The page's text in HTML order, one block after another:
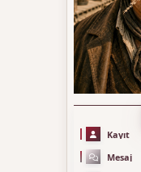
Kayıt
Mesaj